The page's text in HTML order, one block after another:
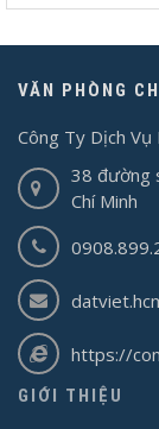
VĂN PHÒNG
Công Ty Dịch
38 đường
Chí Minh
https://
GIỚI THIỆU